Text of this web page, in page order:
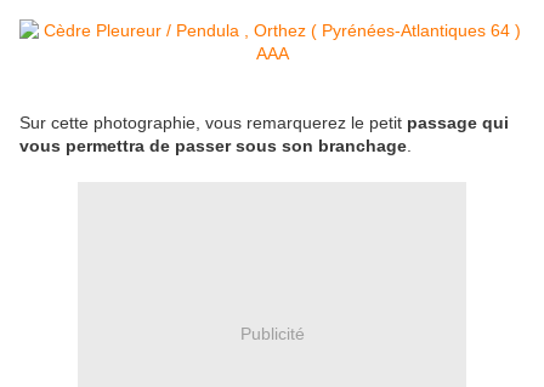
Sur cette photographie, vous remarquerez le petit passage qui
vous permettra de passer sous son branchage
Publicité